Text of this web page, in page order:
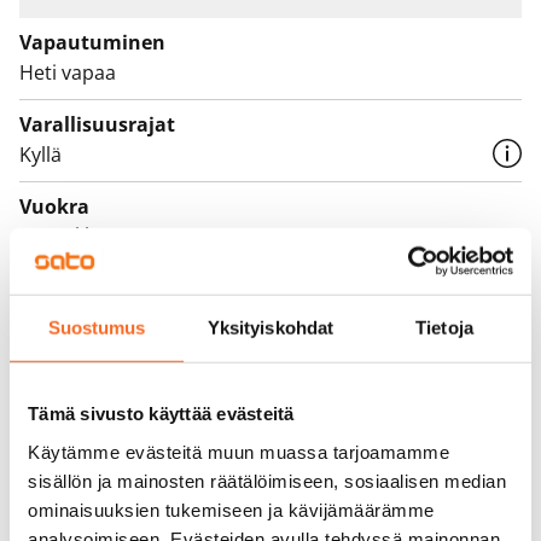
Suostumus Yksityiskohdat Tietoja
Tämä sivusto käyttää evästeitä
Käytämme evästeitä muun muassa tarjoamamme
sisällön ja mainosten räätälöimiseen, sosiaalisen median
ominaisuuksien tukemiseen ja kävijämäärämme
turvallisuustoimenpiteiden ajan. Tämä on valtion
tukema Varke-asunto (entinen ARA), jossa
asukasvalinta perustuu asunnon tarpeen
kiireellisyyteen, hakijoiden tuloihin ja varallisuuteen,
sekä asunnon tarpeen syyhyn.
Vapautuminen
Heti vapaa
Varallisuusrajat
Kyllä
Vuokra
932 €/kk
Vuokrasopimus
Irtisanomis­mahdollisuus
12 kk vuokrasopimuksesta tai sopimussakolla